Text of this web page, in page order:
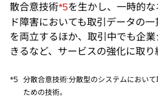
散合意技術*5を生かし、一時的
ド障害においても取引データの
を両立するほか、取引中でも企
きるなど、サービスの強化に取り
*5 分散合意技術:分散型のシステムにおい
ための技術。